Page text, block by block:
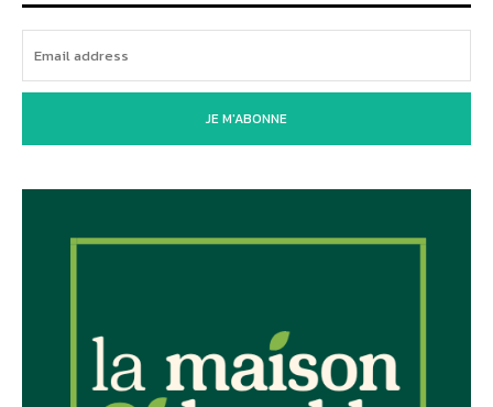
JE M'ABONNE